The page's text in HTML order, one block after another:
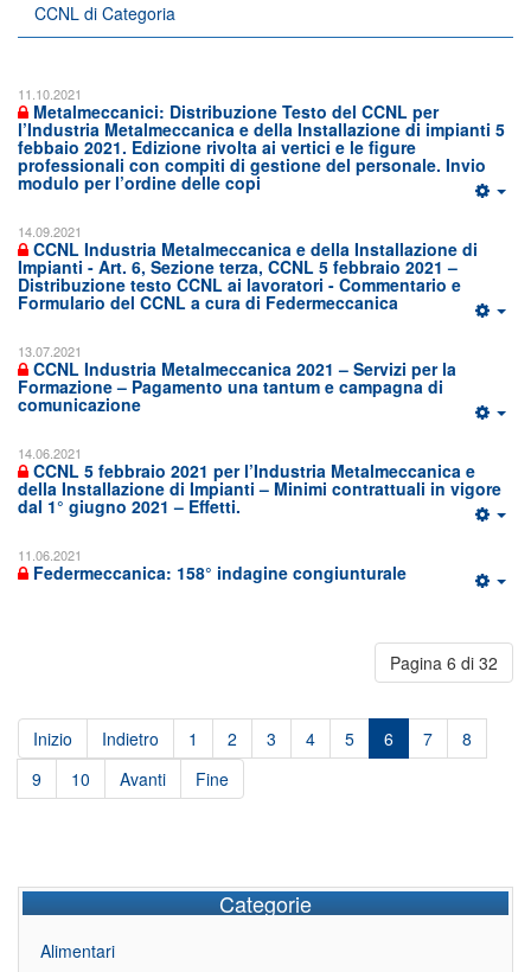
CCNL di Categoria
11.10.2021
Metalmeccanici: Distribuzione Testo del CCNL per
l’Industria Metalmeccanica e della Installazione di impianti 5
febbaio 2021. Edizione rivolta ai vertici e le figure
professionali con compiti di gestione del personale. Invio
modulo per l’ordine delle copi
14.09.2021
CCNL Industria Metalmeccanica e della Installazione di
Impianti - Art. 6, Sezione terza, CCNL 5 febbraio 2021 –
Distribuzione testo CCNL ai lavoratori - Commentario e
Formulario del CCNL a cura di Federmeccanica
13.07.2021
CCNL Industria Metalmeccanica 2021 – Servizi per la
Formazione – Pagamento una tantum e campagna di
comunicazione
14.06.2021
CCNL 5 febbraio 2021 per l’Industria Metalmeccanica e
della Installazione di Impianti – Minimi contrattuali in vigore
dal 1° giugno 2021 – Effetti.
11.06.2021
Federmeccanica: 158° indagine congiunturale
Pagina 6 di 32
Inizio Indietro 1 2 3 4 5 6 7
8
9
10 Avanti Fine
Categorie
Alimentari